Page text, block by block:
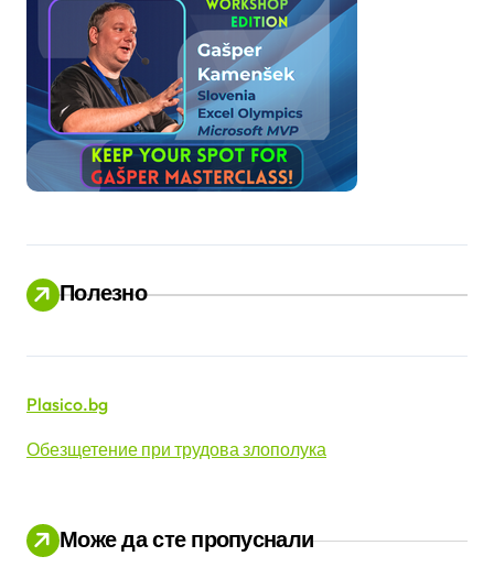
Полезно
Plasico.bg
Обезщетение при трудова злополука
Може да сте пропуснали